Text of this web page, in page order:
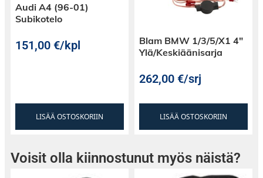
Audi A4 (96-01)
Subikotelo
151,00€/kpl
LISÄÄ OSTOSKORIIN
Blam BMW 1/3/5/X1 4″
Ylä/Keskiäänisarja
262,00€/srj
LISÄÄ OSTOSKORIIN
Voisit olla kiinnostunut myös näistä?